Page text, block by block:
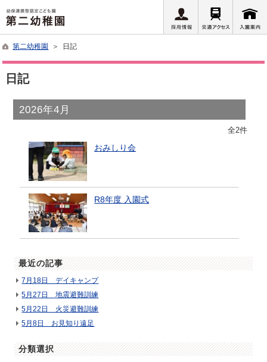
第二幼稚園 ＞ 日記
日記
2026年4月
全2件
おみしり会
R8年度 入園式
最近の記事
7月18日 デイキャンプ
5月27日 地震避難訓練
5月22日 火災避難訓練
5月8日 お見知り遠足
分類選択